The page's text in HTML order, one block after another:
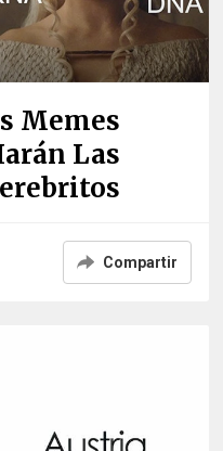
Memes
Las
Compartir